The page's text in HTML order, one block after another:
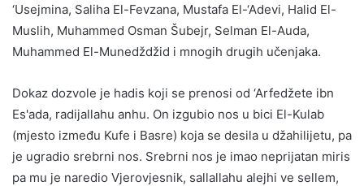
‘Usejmina, Saliha El-Fevzana, Mustafa El-‘Adevi, Halid El-
Muslih, Muhammed Osman Šubejr, Selman El-Auda,
Muhammed El-Munedždžid i mnogih drugih učenjaka.
Dokaz dozvole je hadis koji se prenosi od ‘Arfedžete ibn
Es'ada, radijallahu anhu. On izgubio nos u bici El-Kulab
(mjesto između Kufe i Basre) koja se desila u džahilijetu, pa
je ugradio srebrni nos. Srebrni nos je imao neprijatan miris
pa mu je naredio Vjerovjesnik, sallallahu alejhi ve sellem,